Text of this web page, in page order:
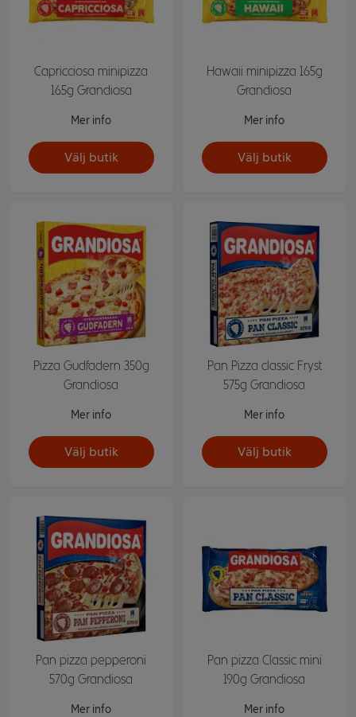
Capricciosa minipizza
165g Grandiosa
Mer info
Välj butik
Hawaii minipizza 165g
Grandiosa
Mer info
Välj butik
Pizza Gudfadern 350g
Grandiosa
Mer info
Välj butik
Pan Pizza classic Fryst
575g Grandiosa
Mer info
Välj butik
Pan pizza pepperoni
570g Grandiosa
Mer info
Pan pizza Classic mini
190g Grandiosa
Mer info